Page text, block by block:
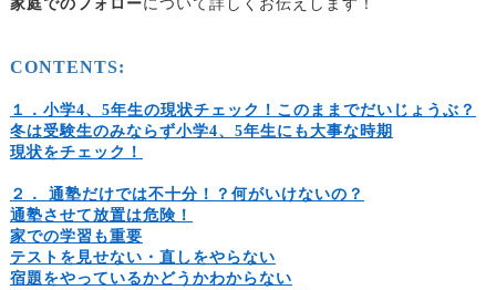
家庭でのフォローについて詳しくお伝えします！
CONTENTS:
１．小学4、5年生の現状チェック！このままでだいじょうぶ？
冬は受験生のみならず小学4、5年生にも大事な時期
現状をチェック！
２． 通塾だけでは不十分！？何がいけないの？
通塾させて放置は危険！
家での学習も重要
テストを見せない・直しをやらない
宿題をやっているかどうかわからない